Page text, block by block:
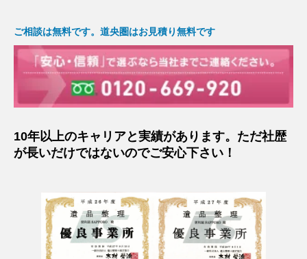
ご相談は無料です。道央圏はお見積り無料です
10年以上のキャリアと実績があります。ただ社歴
が長いだけではないのでご安心下さい！